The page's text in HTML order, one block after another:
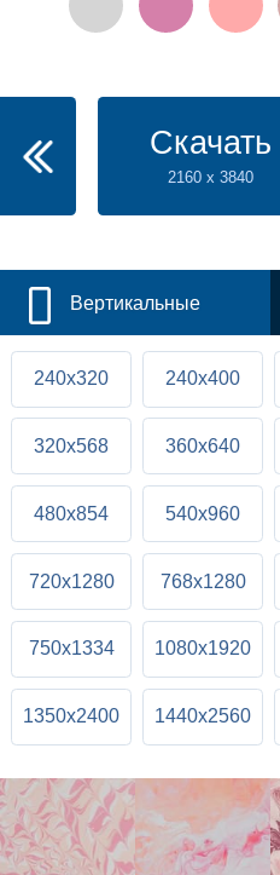
Скачать
2160 x 3840
Вертикальные
240x320 240x400
320x568 360x640
480x854 540x960
720x1280 768x1280
750x1334 1080x1920
1350x2400 1440x2560